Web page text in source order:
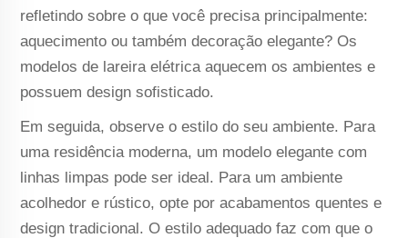
refletindo sobre o que você precisa principalmente:
aquecimento ou também decoração elegante? Os
modelos de lareira elétrica aquecem os ambientes e
possuem design sofisticado.
Em seguida, observe o estilo do seu ambiente. Para
uma residência moderna, um modelo elegante com
linhas limpas pode ser ideal. Para um ambiente
acolhedor e rústico, opte por acabamentos quentes e
design tradicional. O estilo adequado faz com que o